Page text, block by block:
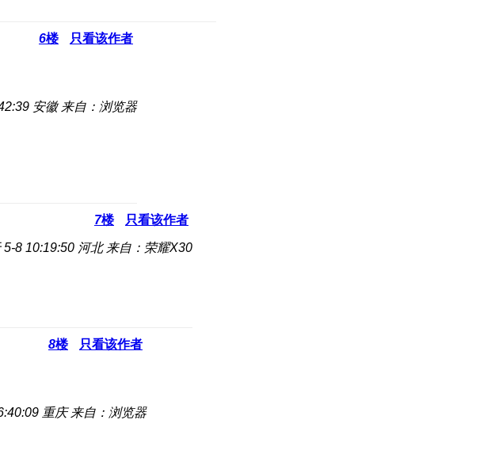
6楼 只看该作者
安徽 来自：浏览器
7楼 只看该作者
5-8 10:19:50 河北 来自：荣耀X30
8楼 只看该作者
重庆 来自：浏览器